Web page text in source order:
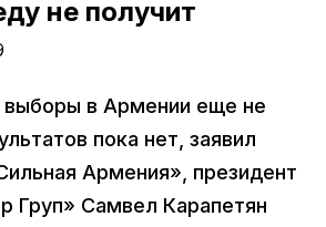
не получит
выборы в Армении еще не
пока нет, заявил
Армения», президент
Груп» Самвел Карапетян